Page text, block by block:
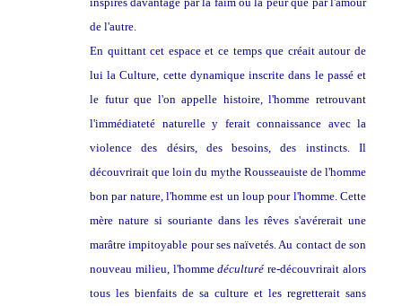
de l'autre.
En quittant cet espace et ce temps que créait autour de
lui la Culture, cette dynamique inscrite dans le passé et
le futur que l'on appelle histoire, l'homme retrouvant
l'immédiateté naturelle y ferait connaissance avec la
violence des désirs, des besoins, des instincts. Il
découvrirait que loin du mythe Rousseauiste de l'homme
bon par nature, l'homme est un loup pour l'homme. Cette
mère nature si souriante dans les rêves s'avérerait une
marâtre impitoyable pour ses naïvetés. Au contact de son
nouveau milieu, l'hommedéculturé re-découvrirait alors
tous les bienfaits de sa culture et les regretterait sans